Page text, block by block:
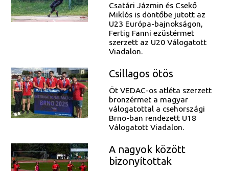
Csatári Jázmin és Csekő
Miklós is döntőbe jutott az
U23 Európa-bajnokságon,
Fertig Fanni ezüstérmet
szerzett az U20 Válogatott
Viadalon.
Csillagos ötös
Öt VEDAC-os atléta szerzett
bronzérmet a magyar
válogatottal a csehországi
Brno-ban rendezett U18
Válogatott Viadalon.
A nagyok között
bizonyítottak